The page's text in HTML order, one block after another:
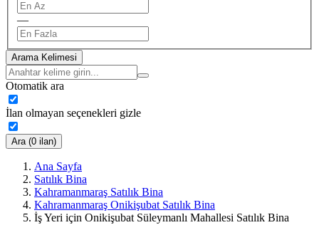
—
Arama Kelimesi
Otomatik ara
İlan olmayan seçenekleri gizle
Ara (0 ilan)
Ana Sayfa
Satılık Bina
Kahramanmaraş Satılık Bina
Kahramanmaraş Onikişubat Satılık Bina
İş Yeri için Onikişubat Süleymanlı Mahallesi Satılık Bina